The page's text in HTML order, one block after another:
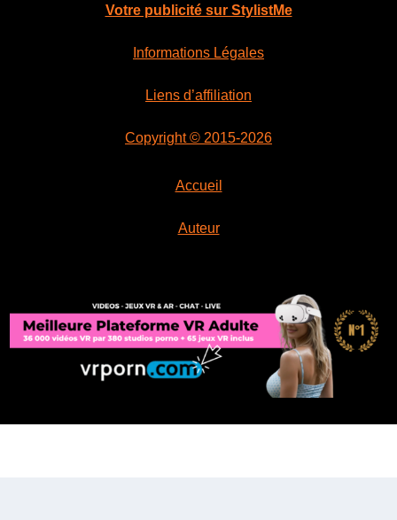
Votre publicité sur StylistMe
Informations Légales
Liens d’affiliation
Copyright © 2015-2026
Accueil
Auteur